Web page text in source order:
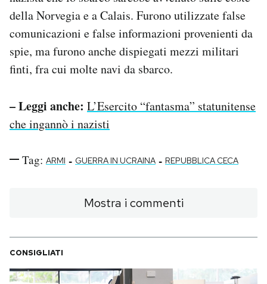
della Norvegia e a Calais. Furono utilizzate false
comunicazioni e false informazioni provenienti da
spie, ma furono anche dispiegati mezzi militari
finti, fra cui molte navi da sbarco.
– Leggi anche: L’Esercito “fantasma” statunitense
che ingannò i nazisti
Tag: ARMI - GUERRA IN UCRAINA - REPUBBLICA CECA
Mostra i commenti
CONSIGLIATI